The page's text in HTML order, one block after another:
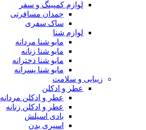
لوازم کمپینگ و سفر
چمدان مسافرتی
ساک سفری
لوازم شنا
مایو شنا مردانه
مایو شنا زنانه
مایو شنا دخترانه
مایو شنا پسرانه
زیبایی و سلامت
عطر و ادکلن
عطر و ادکلن مردانه
عطر و ادکلن زنانه
بادی اسپلش
اسپری بدن